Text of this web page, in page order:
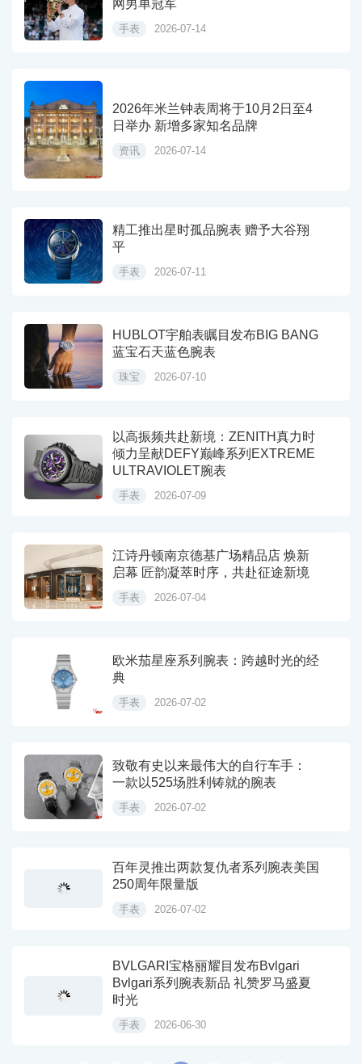
网男单冠军
手表 2026-07-14
2026年米兰钟表周将于10月2日至4
日举办 新增多家知名品牌
资讯 2026-07-14
精工推出星时孤品腕表 赠予大谷翔
平
手表 2026-07-11
HUBLOT宇舶表瞩目发布BIG BANG
蓝宝石天蓝色腕表
珠宝 2026-07-10
以高振频共赴新境：ZENITH真力时
倾力呈献DEFY巅峰系列EXTREME
ULTRAVIOLET腕表
手表 2026-07-09
江诗丹顿南京德基广场精品店 焕新
启幕 匠韵凝萃时序，共赴征途新境
手表 2026-07-04
欧米茄星座系列腕表：跨越时光的经
典
手表 2026-07-02
致敬有史以来最伟大的自行车手：
一款以525场胜利铸就的腕表
手表 2026-07-02
百年灵推出两款复仇者系列腕表美国
250周年限量版
手表 2026-07-02
BVLGARI宝格丽耀目发布Bvlgari
Bvlgari系列腕表新品 礼赞罗马盛夏
时光
手表 2026-06-30